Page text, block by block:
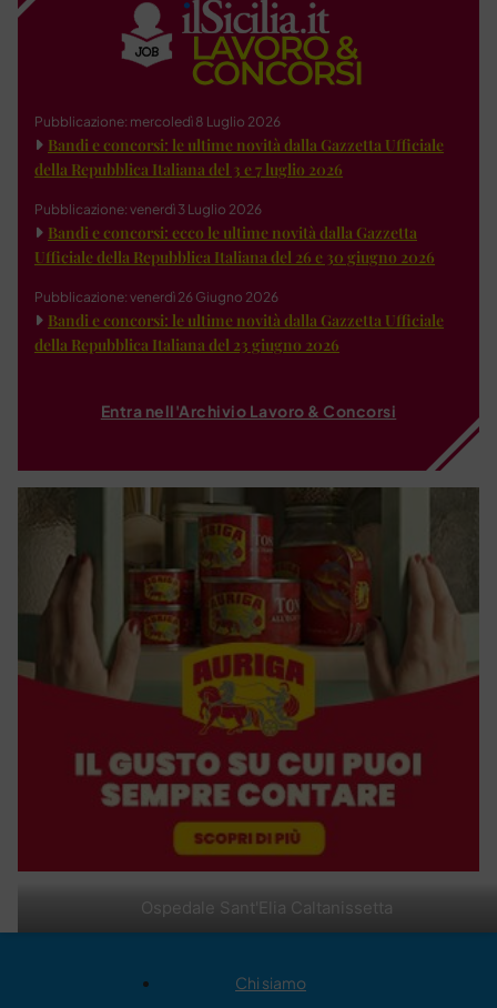
Ospedale Sant'Elia Caltanissetta
Pubblicazione: mercoledì 8 Luglio 2026
Bandi e concorsi: le ultime novità dalla Gazzetta Ufficiale
della Repubblica Italiana del 3 e 7 luglio 2026
Pubblicazione: venerdì 3 Luglio 2026
Bandi e concorsi: ecco le ultime novità dalla Gazzetta
Ufficiale della Repubblica Italiana del 26 e 30 giugno 2026
Pubblicazione: venerdì 26 Giugno 2026
Bandi e concorsi: le ultime novità dalla Gazzetta Ufficiale
della Repubblica Italiana del 23 giugno 2026
Entra nell'Archivio Lavoro & Concorsi
Chi siamo